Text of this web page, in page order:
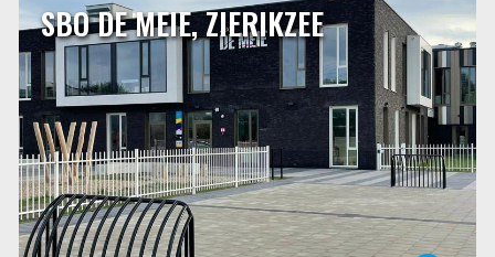
SBO DE MEIE, ZIERIKZEESBO DE MEIE, ZIERIKZEE
De Meie is een speciale school voor basisonderwijs. Op
onze school vangen wij kinderen op die niet verder kunnen
op de gewone basisschool. Leerlingen volgen hier een
individueel programma en doen alle dingen die ze in een
“gewone” basisschool ook doen. In heel veel opzichten
zijn wij niet anders dan de basisschool in de buurt.
LEES MEER